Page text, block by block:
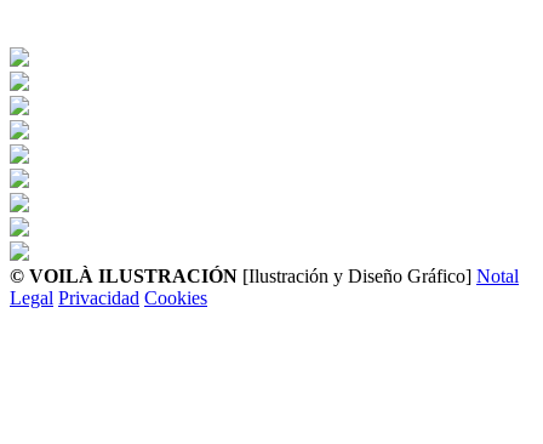
© VOILÀ ILUSTRACIÓN [Ilustración y Diseño Gráfico] Notal
Legal Privacidad Cookies